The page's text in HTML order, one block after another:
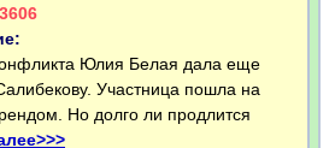
3606
Юлия Белая дала еще
Участница пошла на
Но долго ли продлится